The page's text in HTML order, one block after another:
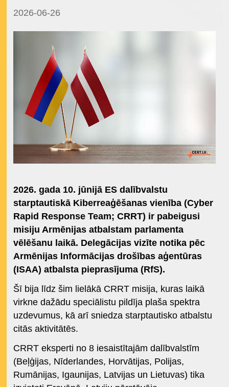
2026-06-26
2026. gada 10. jūnijā ES dalībvalstu
starptautiskā Kiberreaģēšanas vienība (Cyber
Rapid Response Team; CRRT) ir pabeigusi
misiju Armēnijas atbalstam parlamenta
vēlēšanu laikā. Delegācijas vizīte notika pēc
Armēnijas Informācijas drošības aģentūras
(ISAA) atbalsta pieprasījuma (RfS).
Šī bija līdz šim lielākā CRRT misija, kuras laikā
virkne dažādu speciālistu pildīja plaša spektra
uzdevumus, kā arī sniedza starptautisko atbalstu
citās aktivitātēs.
CRRT eksperti no 8 iesaistītajām dalībvalstīm
(Beļģijas, Nīderlandes, Horvātijas, Polijas,
Rumānijas, Igaunijas, Latvijas un Lietuvas) tika